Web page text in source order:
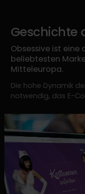
Geschichte
Obsessive ist eine
beliebtesten
Mitteleuropa.
Die hohe Dynamik
notwendig, das E-